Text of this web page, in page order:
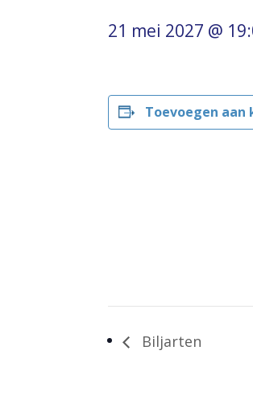
21 mei 2027 @
Toevoegen aan
Biljarten